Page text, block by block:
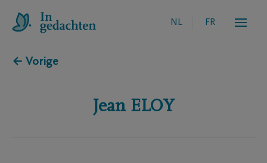
NL FR
← Vorige
Jean ELOY